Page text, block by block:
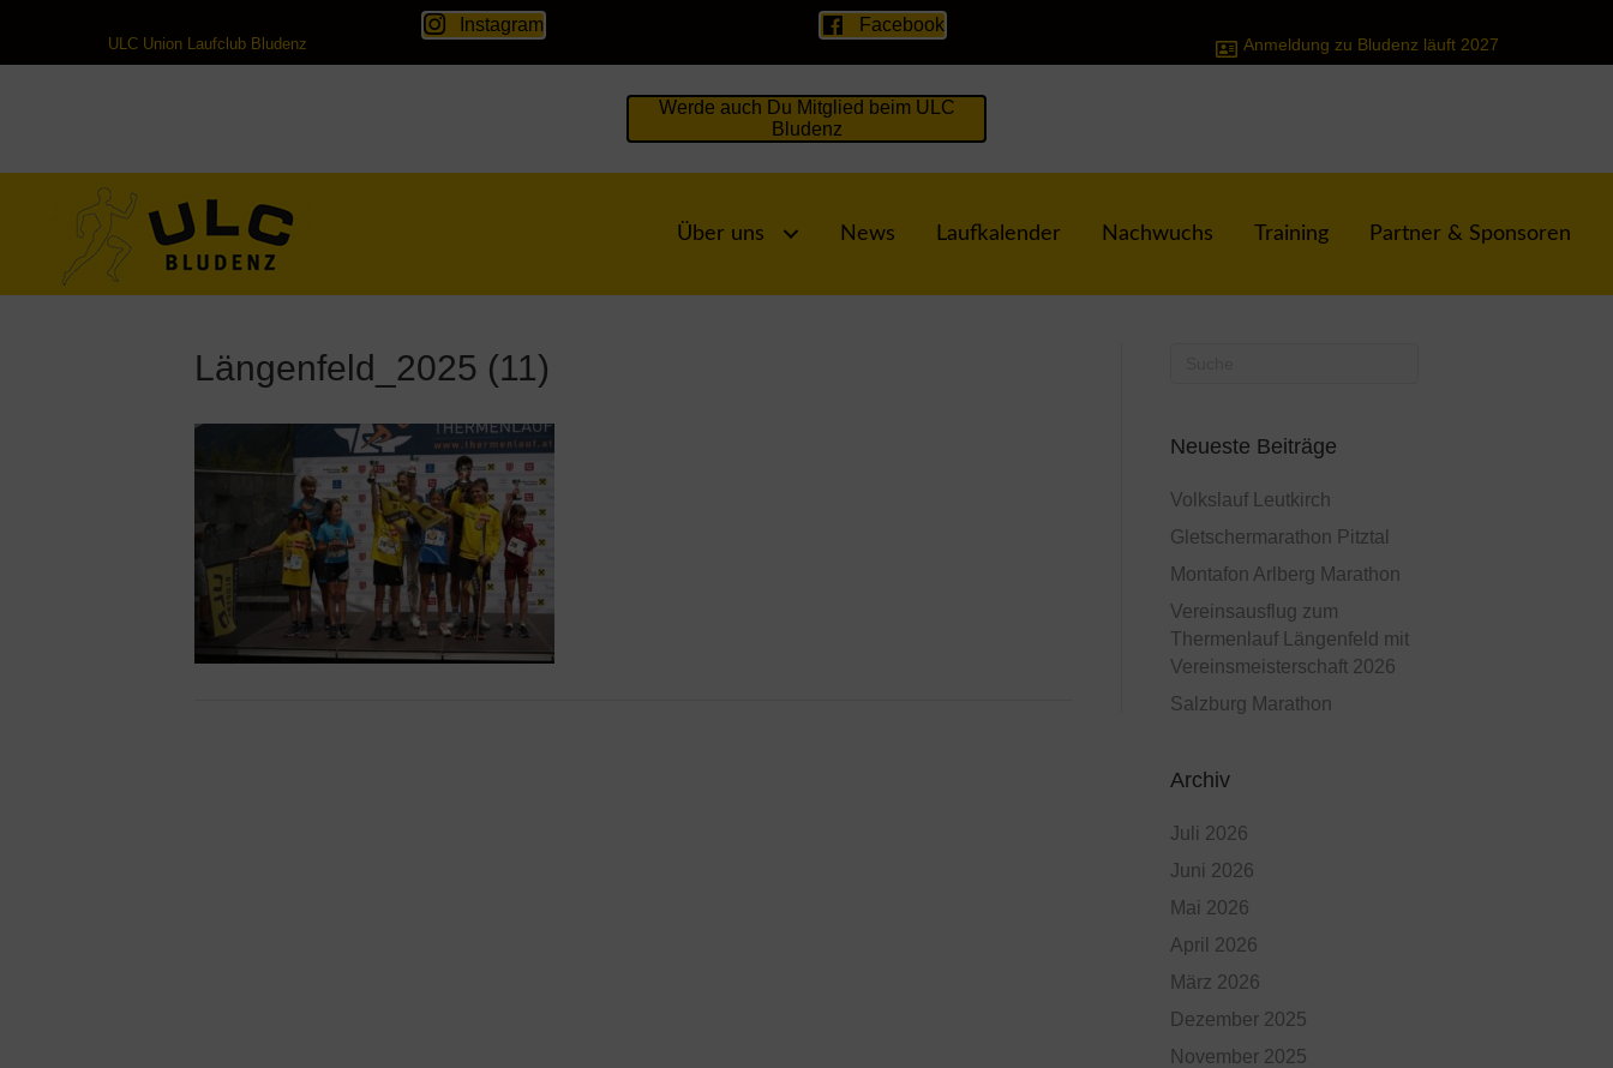
ULC Union Laufclub Bludenz
Instagram Facebook
Anmeldung zu Bludenz läuft 2027
Werde auch Du Mitglied beim ULC
Bludenz
Über uns News Laufkalender Nachwuchs Training Partner & Sponsoren
Längenfeld_2025 (11)
Neueste Beiträge
Volkslauf Leutkirch
Gletschermarathon Pitztal
Montafon Arlberg Marathon
Vereinsausflug zum
Thermenlauf Längenfeld mit
Vereinsmeisterschaft 2026
Salzburg Marathon
Archiv
Juli 2026
Juni 2026
Mai 2026
April 2026
März 2026
Dezember 2025
November 2025